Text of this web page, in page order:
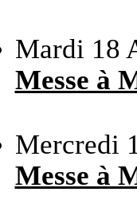
Mardi 18
Messe à
Mercredi
Messe à